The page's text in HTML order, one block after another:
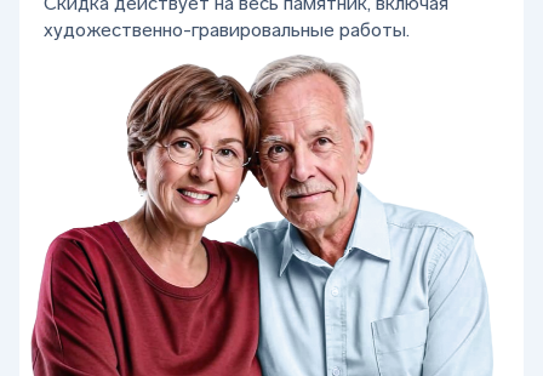
художественно-гравировальные работы.